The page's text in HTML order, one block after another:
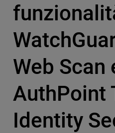
Web Scan
AuthPoint
Identity